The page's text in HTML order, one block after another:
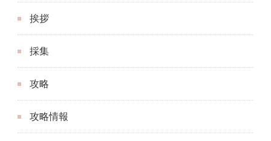
挨拶
採集
攻略
攻略情報